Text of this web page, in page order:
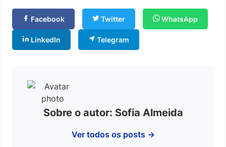
Facebook Twitter WhatsApp
LinkedIn Telegram
Sobre o autor: Sofia Almeida
Ver todos os posts →